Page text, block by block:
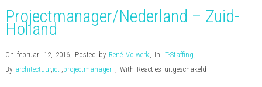
Projectmanager/Nederland – Zuid-
Holland
On februari 12, 2016, Posted by René Volwerk, In IT-Staffing ,
By architectuur,ict-,projectmanager , With Reacties uitgeschakeldvoor